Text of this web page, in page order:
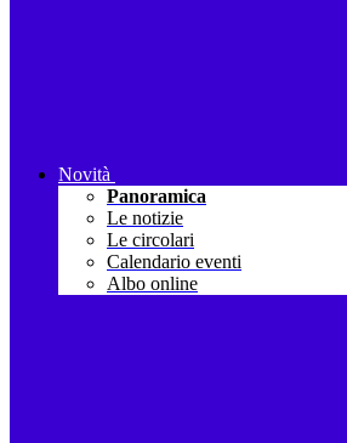
Novità
Panoramica
Le notizie
Le circolari
Calendario eventi
Albo online